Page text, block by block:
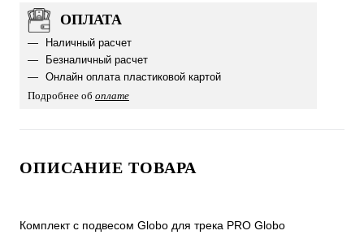
ОПЛАТА
Наличный расчет
Безналичный расчет
Онлайн оплата пластиковой картой
Подробнее об оплате
ОПИСАНИЕ ТОВАРА
Комплект с подвесом Globo для трека PRO Globo